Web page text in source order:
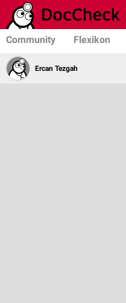
Community Flexikon
Ercan Tezgah